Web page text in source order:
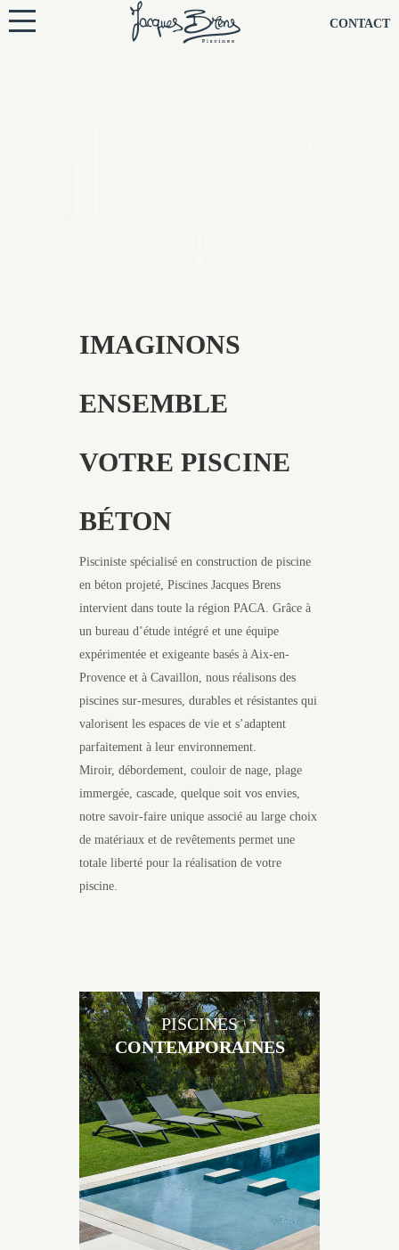
CONTACT
IMAGINONS
ENSEMBLE
VOTRE PISCINE
BÉTON
Pisciniste spécialisé en construction de piscine
en béton projeté, Piscines Jacques Brens
intervient dans toute la région PACA. Grâce à
un bureau d’étude intégré et une équipe
expérimentée et exigeante basés à Aix-en-
Provence et à Cavaillon, nous réalisons des
piscines sur-mesures, durables et résistantes qui
valorisent les espaces de vie et s’adaptent
parfaitement à leur environnement.
Miroir, débordement, couloir de nage, plage
immergée, cascade, quelque soit vos envies,
notre savoir-faire unique associé au large choix
de matériaux et de revêtements permet une
totale liberté pour la réalisation de votre
piscine.
Les piscines en béton
contemporaines Jacques
Brens sont uniques grâce au
large choix de matériaux et
de revêtements et les
nombreuses options
disponibles, miroir, couloir
PISCINES
CONTEMPORAINES
NOS PISCINES